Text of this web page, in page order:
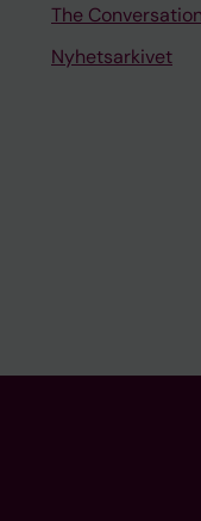
The Conversation
Nyhetsarkivet